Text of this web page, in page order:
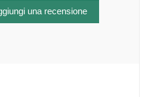
una recensione